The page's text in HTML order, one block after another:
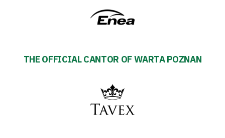
THE OFFICIAL CANTOR OF WARTA POZNAN